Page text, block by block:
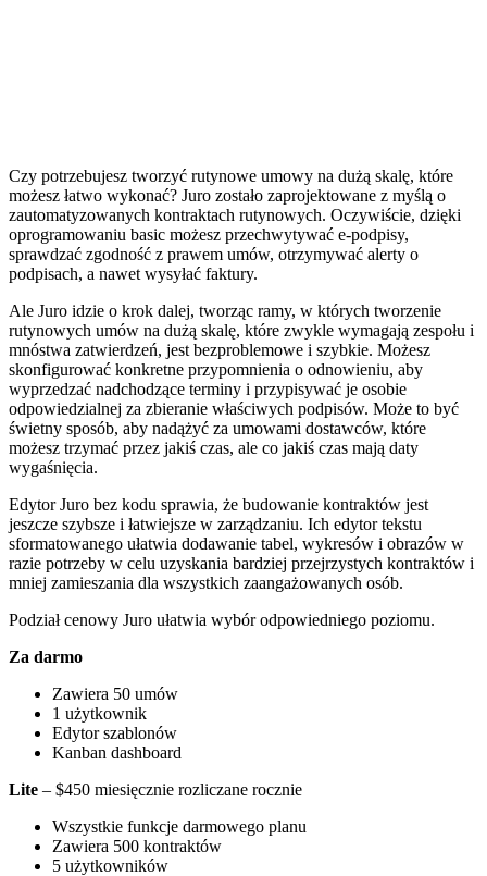
Czy potrzebujesz tworzyć rutynowe umowy na dużą skalę, które
możesz łatwo wykonać? Juro zostało zaprojektowane z myślą o
zautomatyzowanych kontraktach rutynowych. Oczywiście, dzięki
oprogramowaniu basic możesz przechwytywać e-podpisy,
sprawdzać zgodność z prawem umów, otrzymywać alerty o
podpisach, a nawet wysyłać faktury.
Ale Juro idzie o krok dalej, tworząc ramy, w których tworzenie
rutynowych umów na dużą skalę, które zwykle wymagają zespołu i
mnóstwa zatwierdzeń, jest bezproblemowe i szybkie. Możesz
skonfigurować konkretne przypomnienia o odnowieniu, aby
wyprzedzać nadchodzące terminy i przypisywać je osobie
odpowiedzialnej za zbieranie właściwych podpisów. Może to być
świetny sposób, aby nadążyć za umowami dostawców, które
możesz trzymać przez jakiś czas, ale co jakiś czas mają daty
wygaśnięcia.
Edytor Juro bez kodu sprawia, że budowanie kontraktów jest
jeszcze szybsze i łatwiejsze w zarządzaniu. Ich edytor tekstu
sformatowanego ułatwia dodawanie tabel, wykresów i obrazów w
razie potrzeby w celu uzyskania bardziej przejrzystych kontraktów i
mniej zamieszania dla wszystkich zaangażowanych osób.
Podział cenowy Juro ułatwia wybór odpowiedniego poziomu.
Za darmo
Zawiera 50 umów
1 użytkownik
Edytor szablonów
Kanban dashboard
Lite – $450 miesięcznie rozliczane rocznie
Wszystkie funkcje darmowego planu
Zawiera 500 kontraktów
5 użytkowników